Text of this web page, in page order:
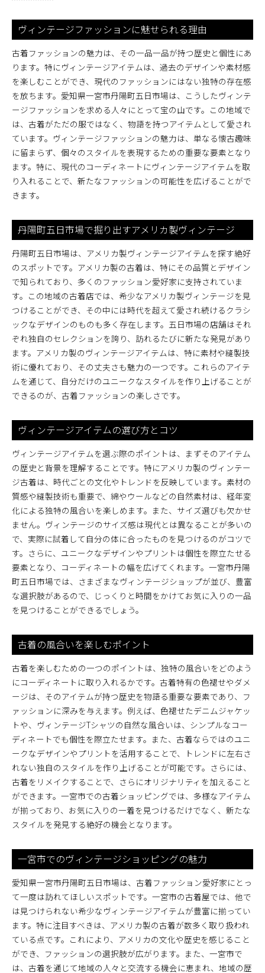
効果的な古着屋巡りのプランニング
古着の品質を見極めるポイント
ローカルイベントでの古着探し
一宮市内の古着ショップ巡りのメリット
初心者向け古着ショッピングガイド
愛知県一宮市丹陽町五日市場で古着ショッピングを楽
しむ方法
地元の古着ショップでの賢い買い物術
古着コーディネートの楽しみ方
一宮市内の古着イベント情報
古着購入後のメンテナンス方法
ヴィンテージアイテムを探す旅愛知県一宮市丹陽町五
日市場の魅力
一宮市でのヴィンテージアイテム発掘法
古着旅行の楽しみ方と準備
丹陽町五日市場の魅力ある古着ショップ紹介
ヴィンテージアイテムの希少性とその価値
古着旅の思い出を写真で残す
地元の人と交流する古着の旅
古着好き必見！愛知県一宮市丹陽町五日市場で見つけ
る個性的スタイル
古着で個性を表現する方法
一宮市の古着で作るユニークなコーディネート
丹陽町五日市場でのスタイルアップの秘訣
他にはない古着アイテムの見つけ方
古着を活用したトレンドスタイル
一宮市で出会う新しいファッションアイデア
愛知県一宮市丹陽町五日市場のリユースショップで古
着を掘り出そう
リユースショップでの得する買い物術
丹陽町五日市場のリユースショップ巡り
古着を賢く購入するためのヒント
リユースショップでの掘り出し物発見法
地元のリユースマーケット情報
一宮市のリユースショップで見つける価値ある一
古着ファッションの深みを知る愛知県一宮市丹陽町五
古着ファッションの歴史とトレンド
一宮市での古着文化の醍醐味
ヴィンテージファッションの深みを探る
地元古着ショップの特長とその魅力
古着のデザインとその背景に迫る
丹陽町五日市場でのファッション調査
愛知県一宮市丹陽町五日市場での古着屋巡りで個性を
表現する方法
古着屋巡りで見つけるあなたのスタイル
一宮市の個性的な古着屋リスト
愛知県一宮市でのコーディネートアイディア
古着屋でのスタイルチェンジのヒント
古着で自分らしさを演出する方法
ヴィンテージファッションに魅せられる理由
古着ファッションの魅力は、その一品一品が持つ歴史と個性にあ
ります。特にヴィンテージアイテムは、過去のデザインや素材感
を楽しむことができ、現代のファッションにはない独特の存在感
を放ちます。愛知県一宮市丹陽町五日市場は、こうしたヴィンテ
ージファッションを求める人々にとって宝の山です。この地域で
は、古着がただの服ではなく、物語を持つアイテムとして愛され
ています。ヴィンテージファッションの魅力は、単なる懐古趣味
に留まらず、個々のスタイルを表現するための重要な要素となり
ます。特に、現代のコーディネートにヴィンテージアイテムを取
り入れることで、新たなファッションの可能性を広げることがで
きます。
丹陽町五日市場で掘り出すアメリカ製ヴィンテージ
丹陽町五日市場は、アメリカ製ヴィンテージアイテムを探す絶好
のスポットです。アメリカ製の古着は、特にその品質とデザイン
で知られており、多くのファッション愛好家に支持されていま
す。この地域の古着店では、希少なアメリカ製ヴィンテージを見
つけることができ、その中には時代を超えて愛され続けるクラシ
ックなデザインのものも多く存在します。五日市場の店舗はそれ
ぞれ独自のセレクションを誇り、訪れるたびに新たな発見があり
ます。アメリカ製のヴィンテージアイテムは、特に素材や縫製技
術に優れており、その丈夫さも魅力の一つです。これらのアイテ
ムを通じて、自分だけのユニークなスタイルを作り上げることが
できるのが、古着ファッションの楽しさです。
ヴィンテージアイテムの選び方とコツ
ヴィンテージアイテムを選ぶ際のポイントは、まずそのアイテム
の歴史と背景を理解することです。特にアメリカ製のヴィンテー
ジ古着は、時代ごとの文化やトレンドを反映しています。素材の
質感や縫製技術も重要で、綿やウールなどの自然素材は、経年変
化による独特の風合いを楽しめます。また、サイズ選びも欠かせ
ません。ヴィンテージのサイズ感は現代とは異なることが多いの
で、実際に試着して自分の体に合ったものを見つけるのがコツで
す。さらに、ユニークなデザインやプリントは個性を際立たせる
要素となり、コーディネートの幅を広げてくれます。一宮市丹陽
町五日市場では、さまざまなヴィンテージショップが並び、豊富
な選択肢があるので、じっくりと時間をかけてお気に入りの一品
を見つけることができるでしょう。
古着の風合いを楽しむポイント
古着を楽しむための一つのポイントは、独特の風合いをどのよう
にコーディネートに取り入れるかです。古着特有の色褪せやダメ
ージは、そのアイテムが持つ歴史を物語る重要な要素であり、フ
ァッションに深みを与えます。例えば、色褪せたデニムジャケッ
トや、ヴィンテージTシャツの自然な風合いは、シンプルなコー
ディネートでも個性を際立たせます。また、古着ならではのユニ
ークなデザインやプリントを活用することで、トレンドに左右さ
れない独自のスタイルを作り上げることが可能です。さらには、
古着をリメイクすることで、さらにオリジナリティを加えること
ができます。一宮市での古着ショッピングでは、多様なアイテム
が揃っており、お気に入りの一着を見つけるだけでなく、新たな
スタイルを発見する絶好の機会となります。
一宮市でのヴィンテージショッピングの魅力
愛知県一宮市丹陽町五日市場は、古着ファッション愛好家にとっ
て一度は訪れてほしいスポットです。一宮市の古着屋では、他で
は見つけられない希少なヴィンテージアイテムが豊富に揃ってい
ます。特に注目すべきは、アメリカ製の古着が数多く取り扱われ
ている点です。これにより、アメリカの文化や歴史を感じること
ができ、ファッションの選択肢が広がります。また、一宮市で
は、古着を通じて地域の人々と交流する機会に恵まれ、地域の歴